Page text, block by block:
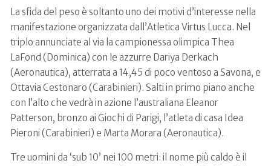
La sfida del peso è soltanto uno dei motivi d’interesse nella
manifestazione organizzata dall’Atletica Virtus Lucca. Nel
triplo annunciate al via la campionessa olimpica Thea
LaFond (Dominica) con le azzurre Dariya Derkach
(Aeronautica), atterrata a 14,45 di poco ventoso a Savona, e
Ottavia Cestonaro (Carabinieri). Salti in primo piano anche
con l’alto che vedrà in azione l’australiana Eleanor
Patterson, bronzo ai Giochi di Parigi, l’atleta di casa Idea
Pieroni (Carabinieri) e Marta Morara (Aeronautica).
Tre uomini da ‘sub 10’ nei 100 metri: il nome più caldo è il